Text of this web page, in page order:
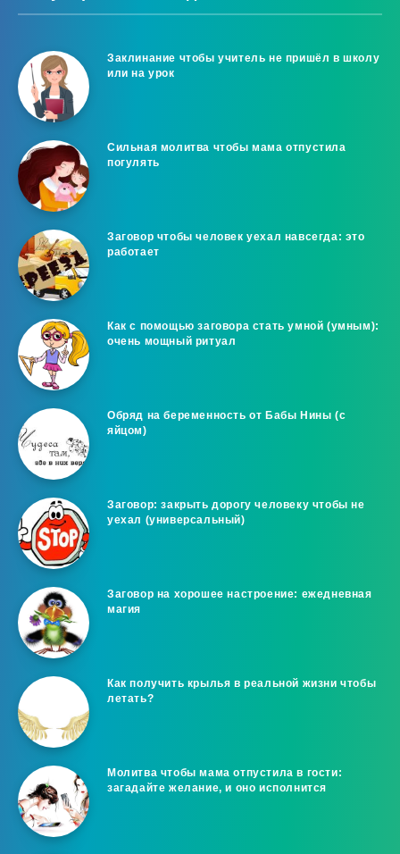
Заклинание чтобы учитель не пришёл в школу
или на урок
Сильная молитва чтобы мама отпустила
погулять
Заговор чтобы человек уехал навсегда: это
работает
Как с помощью заговора стать умной (умным):
очень мощный ритуал
Обряд на беременность от Бабы Нины (с
яйцом)
Заговор: закрыть дорогу человеку чтобы не
уехал (универсальный)
Заговор на хорошее настроение: ежедневная
магия
Как получить крылья в реальной жизни чтобы
летать?
Молитва чтобы мама отпустила в гости:
загадайте желание, и оно исполнится